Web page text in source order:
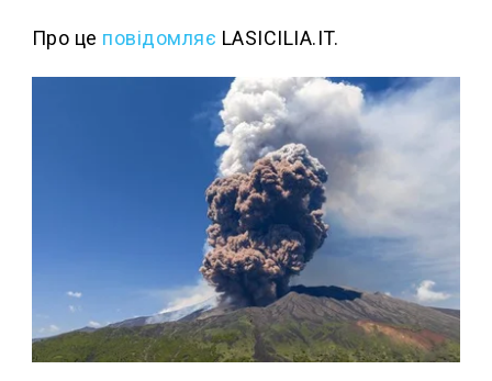
Про це повідомляє LASICILIA.IT.